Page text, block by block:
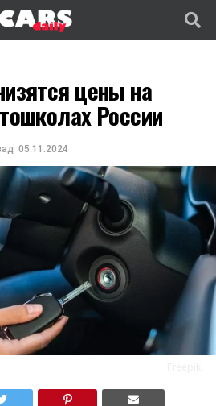
цены на
России
05.11.2024